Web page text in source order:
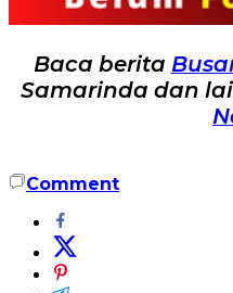
Baca berita
Samarinda dan
Comment